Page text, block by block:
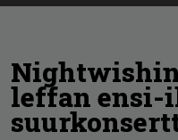
leffan ensi-